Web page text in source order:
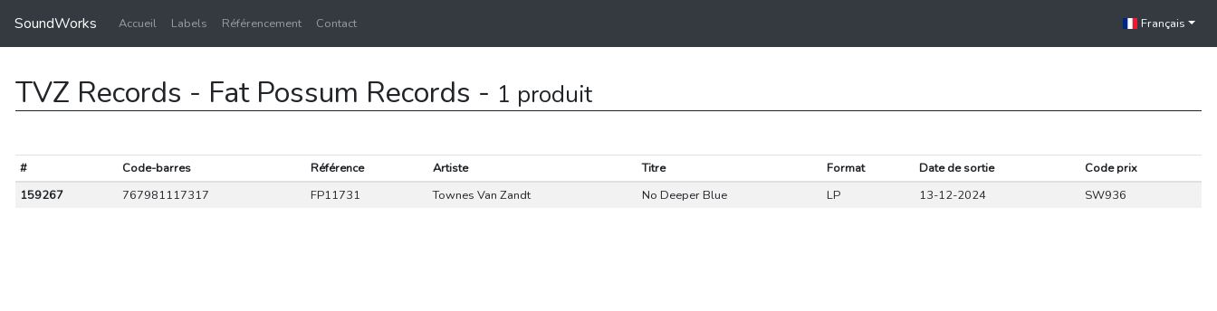
SoundWorks Accueil Labels Référencement Contact Français
TVZ Records - Fat Possum Records - 1 produit
# Code-barres Référence Artiste Titre Format Date de sortie
Code prix
159267
767981117317 FP11731 Townes Van Zandt No Deeper Blue LP 13-12-2024 SW936